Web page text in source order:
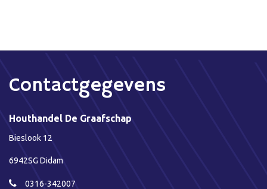
Contactgegevens
Houthandel De Graafschap
Bieslook 12
6942SG Didam
0316-342007